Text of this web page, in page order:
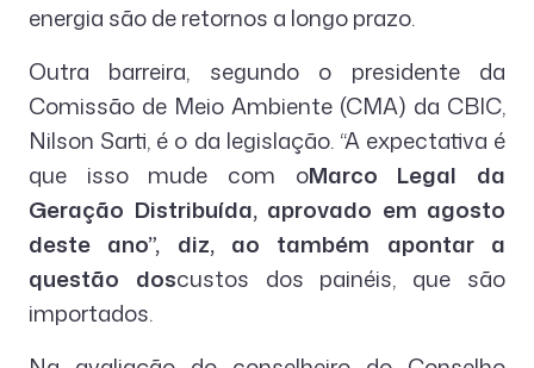
energia são de retornos a longo prazo.
Outra barreira, segundo o presidente da
Comissão de Meio Ambiente (CMA) da CBIC,
Nilson Sarti, é o da legislação. “A expectativa é
que isso mude com oMarco Legal da
Geração Distribuída, aprovado em agosto
deste ano”, diz, ao também apontar a
questão doscustos dos painéis, que são
importados.